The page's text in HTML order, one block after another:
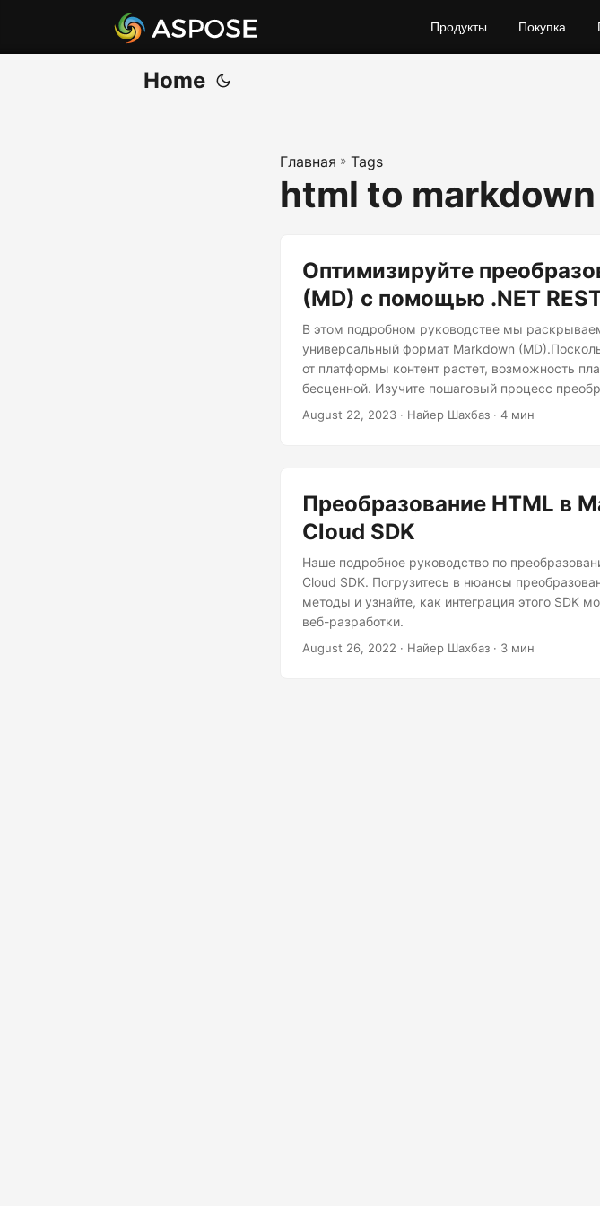
Продукты Покупка
Home
Главная » Tags
html to markdown
Оптимизируйте
(MD) с помощью .NET
В этом подробном руководстве мы
универсальный формат Markdown
от платформы контент растет, возможность
бесценной. Изучите пошаговый процесс
.NET REST API, гарантируя, что ваш контент
August 22, 2023 · Найер Шахбаз · 4 мин
Преобразование HTML в
Cloud SDK
Наше подробное руководство по
Cloud SDK. Погрузитесь в нюансы
методы и узнайте, как интеграция этого SDK
веб-разработки.
August 26, 2022 · Найер Шахбаз · 3 мин